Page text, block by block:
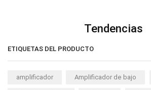
Tendencias
ETIQUETAS DEL PRODUCTO
amplificador Amplificador de bajo